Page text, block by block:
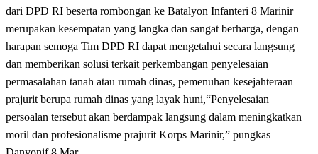
dari DPD RI beserta rombongan ke Batalyon Infanteri 8 Marinir
merupakan kesempatan yang langka dan sangat berharga, dengan
harapan semoga Tim DPD RI dapat mengetahui secara langsung
dan memberikan solusi terkait perkembangan penyelesaian
permasalahan tanah atau rumah dinas, pemenuhan kesejahteraan
prajurit berupa rumah dinas yang layak huni,“Penyelesaian
persoalan tersebut akan berdampak langsung dalam meningkatkan
moril dan profesionalisme prajurit Korps Marinir,” pungkas